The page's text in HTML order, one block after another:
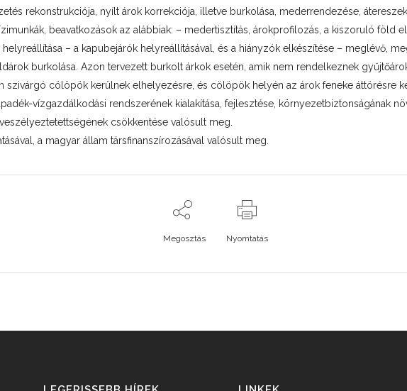
rekonstrukciója, nyílt árok korrekciója, illetve burkolása, mederrendezése,
beavatkozások az alábbiak: – medertisztítás, árokprofilozás, a kiszoruló föld
– a kapubejárók helyreállításával, és a hiányzók elkészítése – meglévő,
burkolása. Azon tervezett burkolt árkok esetén, amik nem rendelkeznek
szivárgó cölöpök kerülnek elhelyezésre, és cölöpök helyén az árok feneke áttörésre
vízgazdálkodási rendszerének kialakítása, fejlesztése, környezetbiztonságának
csökkentése valósult meg.
a magyar állam társfinanszírozásával valósult meg.
Megosztás Nyomtatás